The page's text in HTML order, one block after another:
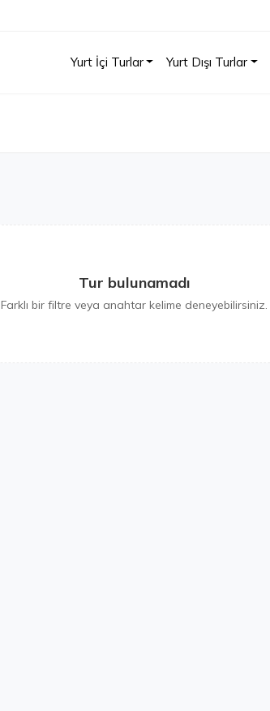
Yurt İçi Turlar Yurt Dışı Turlar
Tur bulunamadı
Farklı bir filtre veya anahtar kelime deneyebilirsiniz.